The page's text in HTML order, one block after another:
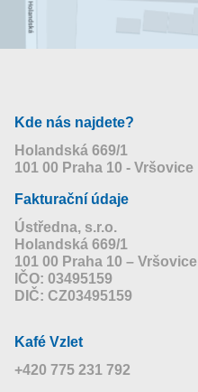
Kde nás najdete?
Holandská 669/1
101 00 Praha 10 - Vršovice
Fakturační údaje
Ústředna, s.r.o.
Holandská 669/1
101 00 Praha 10 – Vršovice
IČO: 03495159
DIČ: CZ03495159
Kafé Vzlet
+420 775 231 792